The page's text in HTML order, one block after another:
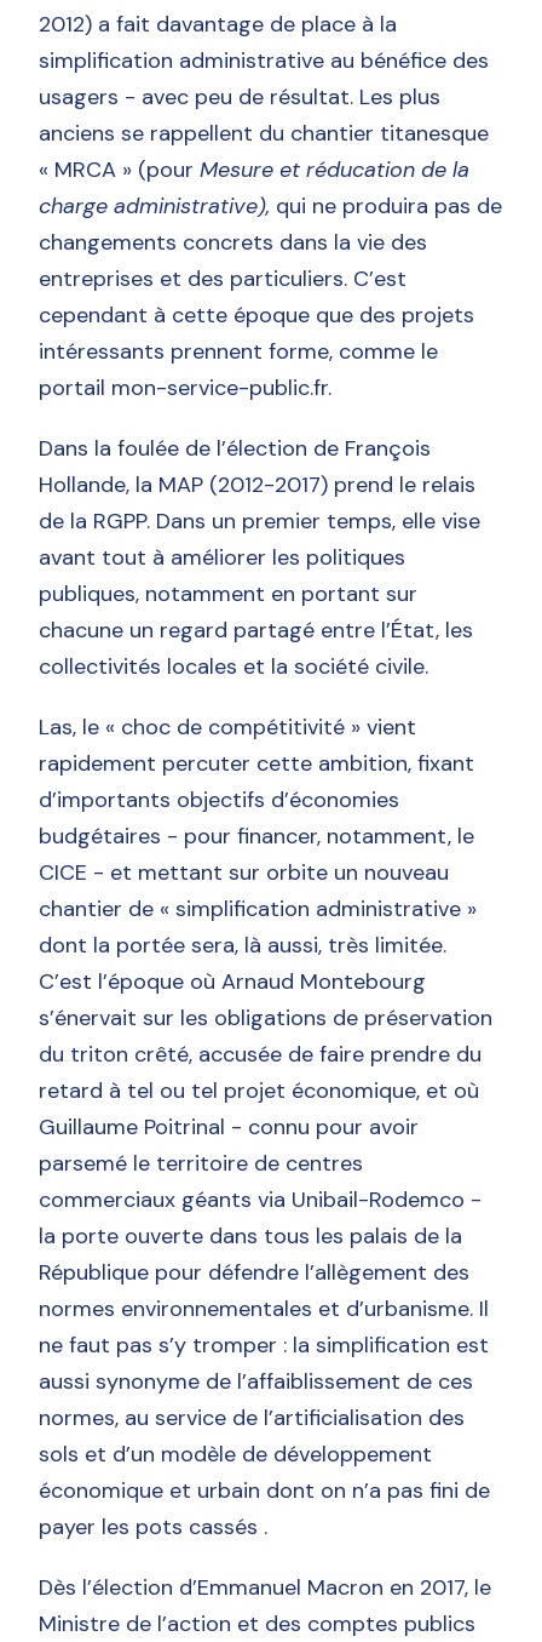
2012) a fait davantage de place à la
simplification administrative au bénéfice des
usagers - avec peu de résultat. Les plus
anciens se rappellent du chantier titanesque
« MRCA » (pourMesure et réducation de la
charge administrative), qui ne produira pas de
changements concrets dans la vie des
entreprises et des particuliers. C’est
cependant à cette époque que des projets
intéressants prennent forme, comme le
portail mon-service-public.fr.
Dans la foulée de l’élection de François
Hollande, la MAP (2012-2017) prend le relais
de la RGPP. Dans un premier temps, elle vise
avant tout à améliorer les politiques
publiques, notamment en portant sur
chacune un regard partagé entre l’État, les
collectivités locales et la société civile.
Las, le « choc de compétitivité » vient
rapidement percuter cette ambition, fixant
d’importants objectifs d’économies
budgétaires - pour financer, notamment, le
CICE - et mettant sur orbite un nouveau
chantier de « simplification administrative »
dont la portée sera, là aussi, très limitée.
C’est l’époque où Arnaud Montebourg
s’énervait sur les obligations de préservation
du triton crêté, accusée de faire prendre du
retard à tel ou tel projet économique, et où
Guillaume Poitrinal - connu pour avoir
parsemé le territoire de centres
commerciaux géants via Unibail-Rodemco -
la porte ouverte dans tous les palais de la
République pour défendre l’allègement des
normes environnementales et d’urbanisme. Il
ne faut pas s’y tromper : la simplification est
aussi synonyme de l’affaiblissement de ces
normes, au service de l’artificialisation des
sols et d’un modèle de développement
économique et urbain dont on n’a pas fini de
payer les pots cassés .
Dès l’élection d’Emmanuel Macron en 2017, le
Ministre de l’action et des comptes publics